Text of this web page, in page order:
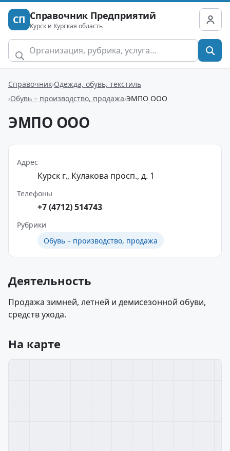
СП Справочник Предприятий
Курск и Курская область
Справочник Одежда, обувь, текстиль
Обувь – производство, продажа ЭМПО ООО
ЭМПО ООО
Адрес
Курск г., Кулакова просп., д. 1
Телефоны
+7 (4712) 514743
Рубрики
Обувь – производство, продажа
Деятельность
Продажа зимней, летней и демисезонной обуви,
средств ухода.
На карте